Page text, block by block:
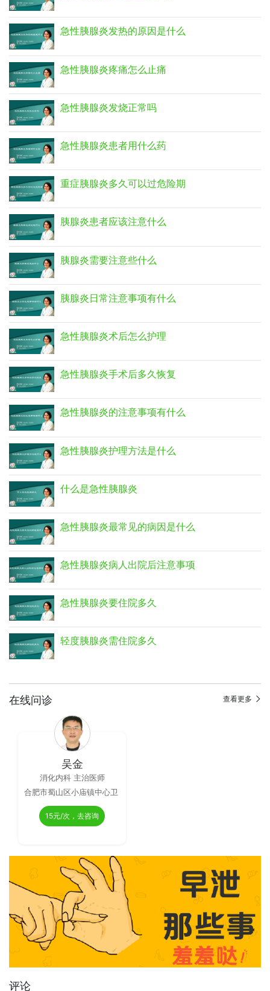
急性胰腺炎发热的原因是什么
急性胰腺炎疼痛怎么止痛
急性胰腺炎发烧正常吗
急性胰腺炎患者用什么药
重症胰腺炎多久可以过危险期
胰腺炎患者应该注意什么
胰腺炎需要注意些什么
胰腺炎日常注意事项有什么
急性胰腺炎术后怎么护理
急性胰腺炎手术后多久恢复
急性胰腺炎的注意事项有什么
急性胰腺炎护理方法是什么
什么是急性胰腺炎
急性胰腺炎最常见的病因是什么
急性胰腺炎病人出院后注意事项
急性胰腺炎要住院多久
轻度胰腺炎需住院多久
在线问诊 查看更多
吴金
消化内科 主治医师
合肥市蜀山区小庙镇中心卫
15元/次，去咨询
评论